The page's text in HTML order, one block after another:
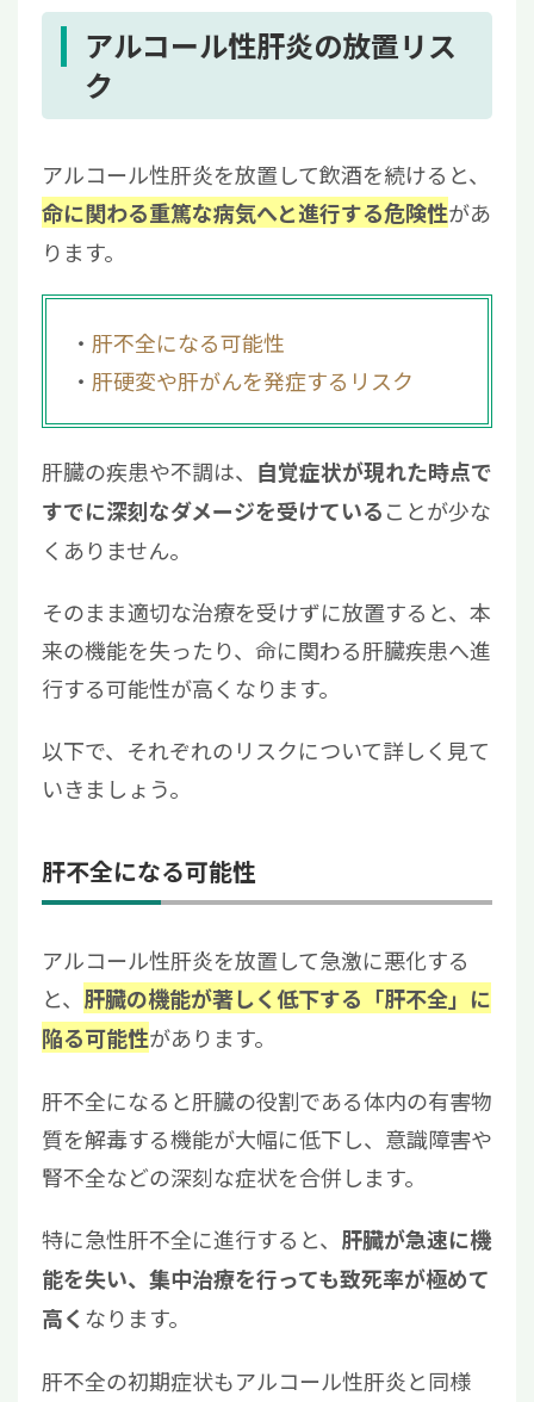
アルコール性肝炎の放置リス
ク
アルコール性肝炎を放置して飲酒を続けると、
命に関わる重篤な病気へと進行する危険性があ
ります。
肝不全になる可能性
肝硬変や肝がんを発症するリスク
肝臓の疾患や不調は、 自覚症状が現れた時点で
すでに深刻なダメージを受けていることが少な
くありません。
そのまま適切な治療を受けずに放置すると、本
来の機能を失ったり、命に関わる肝臓疾患へ進
行する可能性が高くなります。
以下で、それぞれのリスクについて詳しく見て
いきましょう。
肝不全になる可能性
アルコール性肝炎を放置して急激に悪化する
と、 肝臓の機能が著しく低下する「肝不全」に
陥る可能性があります。
肝不全になると肝臓の役割である体内の有害物
質を解毒する機能が大幅に低下し、意識障害や
腎不全などの深刻な症状を合併します。
特に急性肝不全に進行すると、 肝臓が急速に機
能を失い、集中治療を行っても致死率が極めて
高くなります。
肝不全の初期症状もアルコール性肝炎と同様